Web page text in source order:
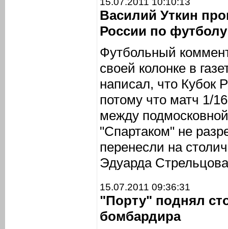
Василий Уткин
России по футболу
Футбольный
своей колонке в
написал, что Кубок
потому что матч 1/
между
"Спартаком" не
перенесли на
Эдуарда
15.07.2011 09:36:31
"Порту" поднял
бомбардира